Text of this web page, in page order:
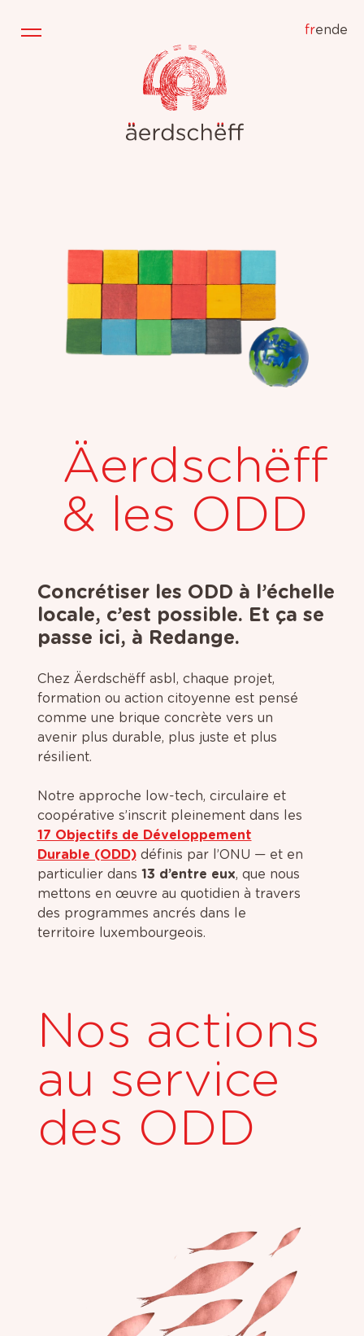
frende
Äerdschëff
& les ODD
Concrétiser les ODD à l’échelle
locale, c’est possible. Et ça se
passe ici, à Redange.
Chez Äerdschëff asbl, chaque projet,
formation ou action citoyenne est pensé
comme une brique concrète vers un
avenir plus durable, plus juste et plus
résilient.
Notre approche low-tech, circulaire et
coopérative s’inscrit pleinement dans les
17 Objectifs de Développement
Durable (ODD)définis par l’ONU — et en
particulier dans 13 d’entre eux, que nous
mettons en œuvre au quotidien à travers
des programmes ancrés dans le
territoire luxembourgeois.
Nos actions
au service
des ODD